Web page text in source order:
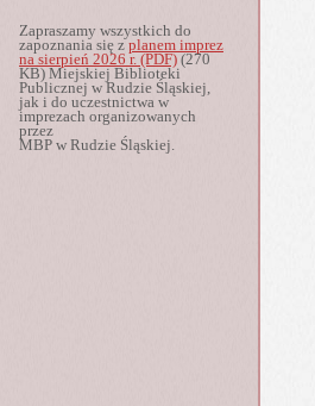
Zapraszamy wszystkich do
zapoznania się z planem imprez
na sierpień 2026 r. (PDF) (270
KB) Miejskiej Biblioteki
Publicznej w Rudzie Śląskiej,
jak i do u­cze­stni­ctwa w
imprezach or­ga­ni­zo­wa­nych
przez
MBP w Rudzie Śląskiej.